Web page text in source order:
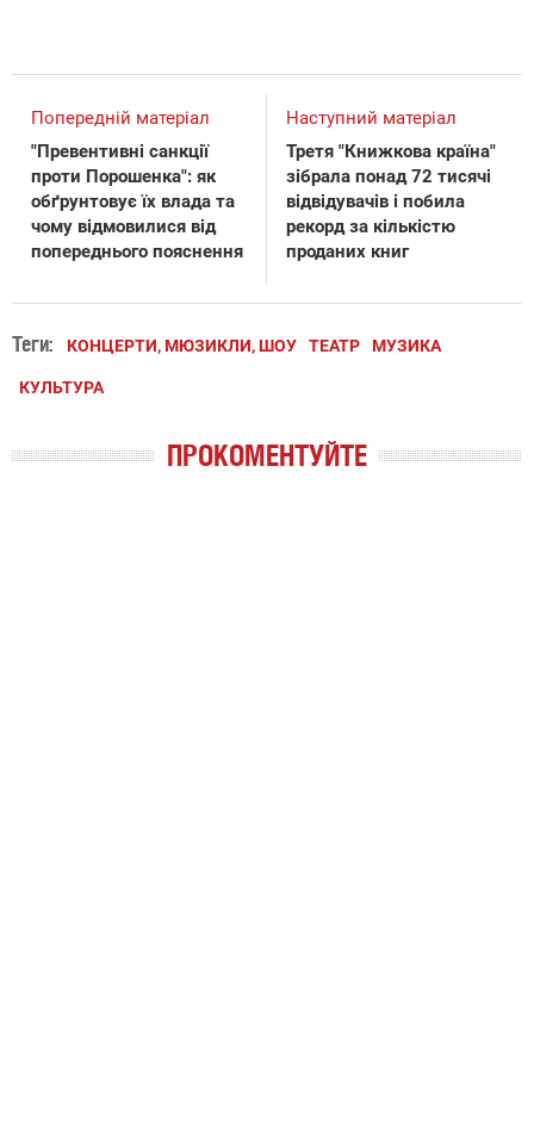
Попередній матеріал
"Превентивні санкції
проти Порошенка": як
обґрунтовує їх влада та
чому відмовилися від
попереднього пояснення
Наступний матеріал
Третя "Книжкова країна"
зібрала понад 72 тисячі
відвідувачів і побила
рекорд за кількістю
проданих книг
Теги: КОНЦЕРТИ, МЮЗИКЛИ, ШОУ ТЕАТР МУЗИКА
КУЛЬТУРА
ПРОКОМЕНТУЙТЕ